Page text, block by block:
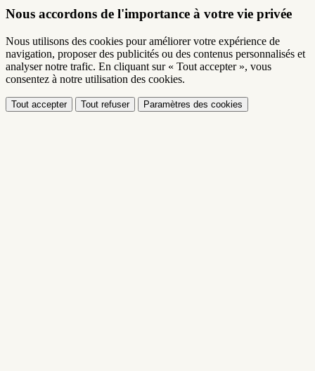
Nous accordons de l'importance à votre vie privée
Nous utilisons des cookies pour améliorer votre expérience de
navigation, proposer des publicités ou des contenus personnalisés et
analyser notre trafic. En cliquant sur « Tout accepter », vous
consentez à notre utilisation des cookies.
Tout accepter Tout refuser Paramètres des cookies